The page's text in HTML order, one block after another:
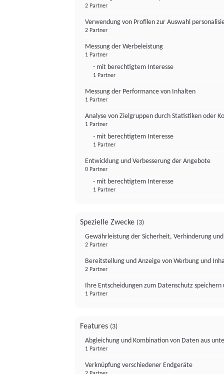
2 Partner
Verwendung von Profilen zur Auswahl
2 Partner
Messung der Werbeleistung
1 Partner
- mit berechtigtem Interesse
1 Partner
Messung der Performance von Inhalten
1 Partner
Analyse von Zielgruppen durch Statistiken oder
1 Partner
- mit berechtigtem Interesse
1 Partner
Entwicklung und Verbesserung der Angebote
0 Partner
- mit berechtigtem Interesse
1 Partner
Spezielle Zwecke (3)
Gewährleistung der Sicherheit, Verhinderung
2 Partner
Bereitstellung und Anzeige von Werbung und
2 Partner
Ihre Entscheidungen zum Datenschutz
1 Partner
Features (3)
Abgleichung und Kombination von Daten aus
1 Partner
Verknüpfung verschiedener Endgeräte